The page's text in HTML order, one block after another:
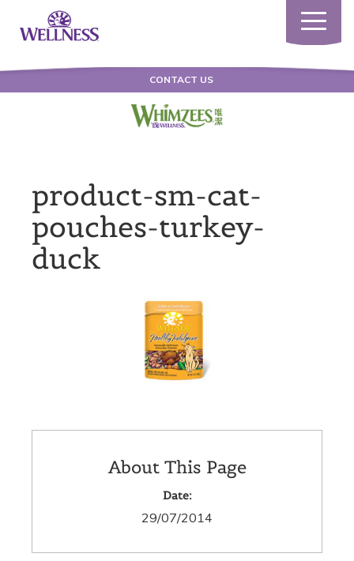
Toggle
CONTACT US
product-sm-cat-
pouches-turkey-
duck
About This Page
Date:
29/07/2014